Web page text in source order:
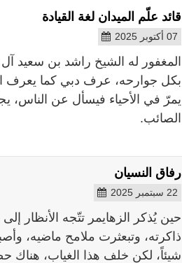
قائد علّم الميدان لغة القيادة
07 أكتوبر 2025
المغفور له الشيخ راشد بن سعيد
بكل جوارحه، عرف دبي كما يعرف
يمرّ في الأحياء فيسأل عن
الصائب.
رفاق النسيان
22 سبتمبر 2025
حين يُذكر الزهايمر تتّجه الأنظار
ذاكرته، وتبعثرت ملامح ماضيه،
شيئاً، لكن خلف هذا الغياب، هناك